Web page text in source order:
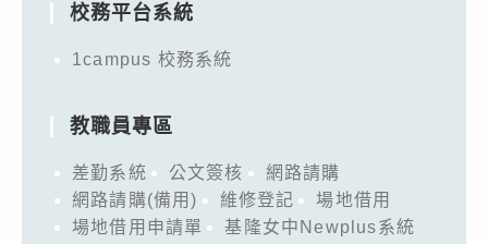
校務平台系統
1campus 校務系統
教職員專區
差勤系統 公文簽核
網路請購
網路請購(備用)
維修登記
場地借用
場地借用申請單
基隆女中Newplus系統